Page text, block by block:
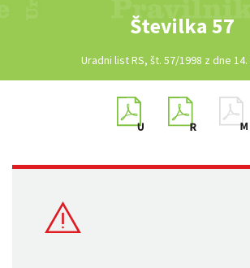
Številka 57
Uradni list RS, št. 57/1998 z dne 14.